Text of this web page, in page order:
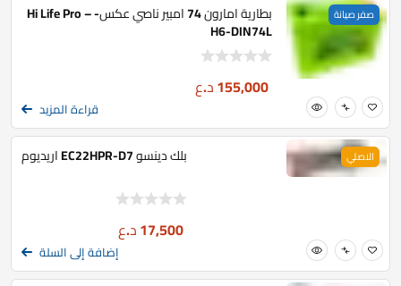
صفر صيانة بطارية امارون 74 امبير ناصي عكس- Hi Life Pro –
H6-DIN74L
155,000د.ع
قراءة المزيد
الاصلي بلك دينسو EC22HPR-D7 اريديوم
17,500د.ع
إضافة إلى السلة